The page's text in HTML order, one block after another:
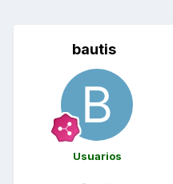
bautis
Usuarios